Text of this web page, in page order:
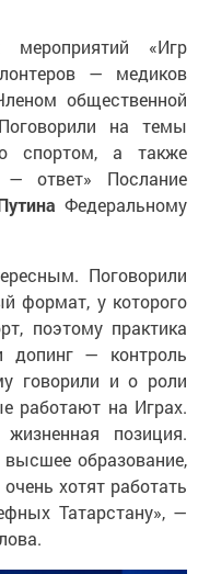
«Игр
— медиков
общественной
на темы
спортом, а также
ответ» Послание
Федеральному
Поговорили
формат, у которого
поэтому практика
допинг — контроль
говорили и о роли
работают на Играх.
позиция.
образование,
хотят работать
Татарстану», —